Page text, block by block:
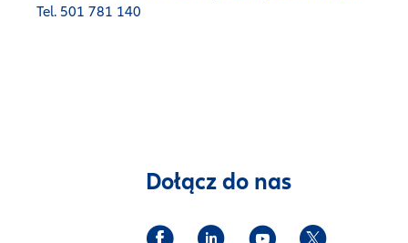
Tel. 501 781 140
Dołącz do nas